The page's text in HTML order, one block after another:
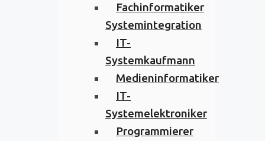
Fachinformatiker
Systemintegration
IT-
Systemkaufmann
Medieninformatiker
IT-
Systemelektroniker
Programmierer